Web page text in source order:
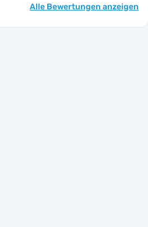
Alle Bewertungen anzeigen